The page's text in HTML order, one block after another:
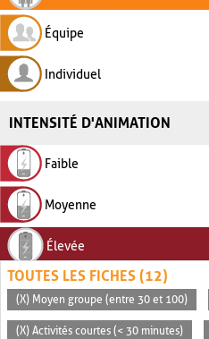
Équipe
Individuel
INTENSITÉ D'ANIMATION
Faible
Moyenne
Élevée
TOUTES LES FICHES (12)
(X) Moyen groupe (entre 30 et 100)
(X) Activités courtes (< 30 minutes)